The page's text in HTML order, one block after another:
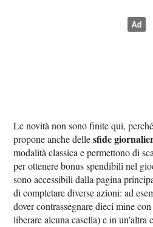
Le novità non sono finite qui,
propone anche dellesfide
modalità classica e permettono di
per ottenere bonus spendibili nel
sono accessibili dalla pagina
di completare diverse azioni: ad
dover contrassegnare dieci mine
liberare alcuna casella) e in un'altra